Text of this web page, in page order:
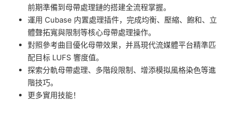
前期準備到母帶處理鏈的搭建全流程掌握。
運用 Cubase 内置處理插件，完成均衡、壓縮、飽和、立
體聲拓寬與限制等核心母帶處理操作。
對照參考曲目優化母帶效果，并爲現代流媒體平台精準匹
配目标 LUFS 響度值。
探索分軌母帶處理、多階段限制、增添模拟風格染色等進
階技巧。
更多實用技能！